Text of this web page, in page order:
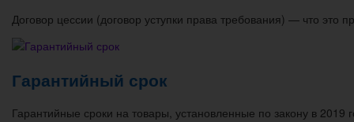
Договор цессии (договор уступки права требования) — что
Гарантийный срок
Гарантийные сроки на товары, установленные по закону в